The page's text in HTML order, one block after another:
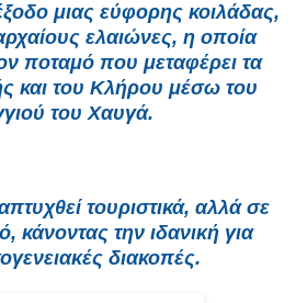
μιας εύφορης κοιλάδας,
ελαιώνες, η οποία
ποταμό που μεταφέρει τα
και του Κλήρου μέσω του
του Χαυγά.
τουριστικά, αλλά σε
κάνοντας την ιδανική για
διακοπές.